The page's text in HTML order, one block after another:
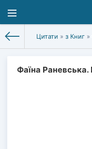
Цитати » з Книг
Фаїна